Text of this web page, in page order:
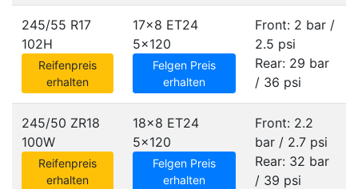
245/55 R17
102H
Reifenpreis
erhalten
17x8 ET24
5x120
Felgen Preis
erhalten
Front: 2 bar /
2.5 psi
Rear: 29 bar
/ 36 psi
245/50 ZR18
100W
Reifenpreis
erhalten
18x8 ET24
5x120
Felgen Preis
erhalten
Front: 2.2
bar / 2.7 psi
Rear: 32 bar
/ 39 psi